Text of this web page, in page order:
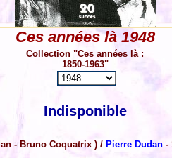
Ces années là 1948
Collection "Ces années là :
1850-1963"
Indisponible
- Bruno Coquatrix ) / Pierre Dudan -